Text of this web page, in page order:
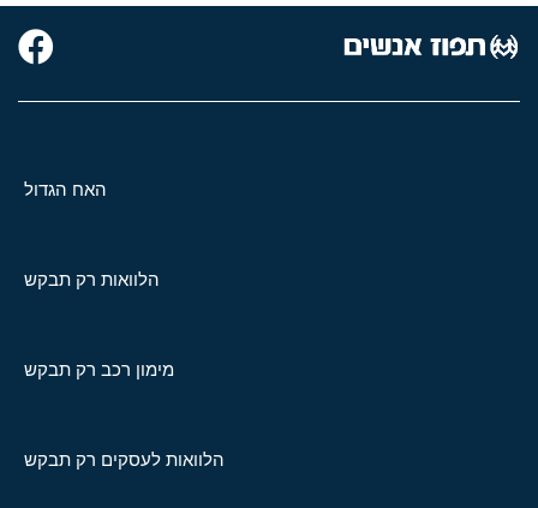
האח הגדול
הלוואות רק תבקש
מימון רכב רק תבקש
הלוואות לעסקים רק תבקש